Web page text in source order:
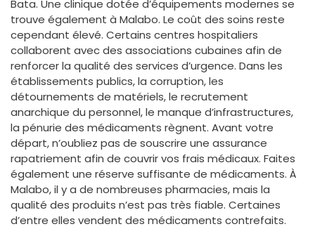
Bata. Une clinique dotée d’équipements modernes se
trouve également à Malabo. Le coût des soins reste
cependant élevé. Certains centres hospitaliers
collaborent avec des associations cubaines afin de
renforcer la qualité des services d’urgence. Dans les
établissements publics, la corruption, les
détournements de matériels, le recrutement
anarchique du personnel, le manque d’infrastructures,
la pénurie des médicaments règnent. Avant votre
départ, n’oubliez pas de souscrire une assurance
rapatriement afin de couvrir vos frais médicaux. Faites
également une réserve suffisante de médicaments. À
Malabo, il y a de nombreuses pharmacies, mais la
qualité des produits n’est pas très fiable. Certaines
d’entre elles vendent des médicaments contrefaits.